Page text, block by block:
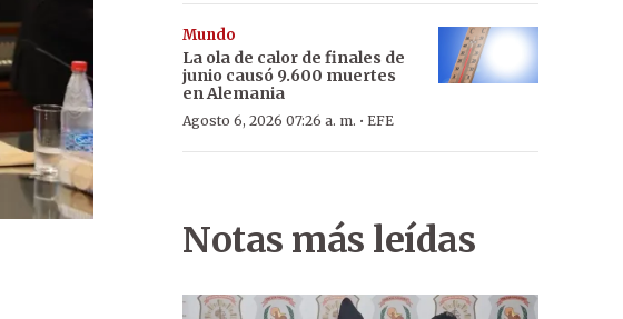
Mundo
La ola de calor de finales de
junio causó 9.600 muertes
en Alemania
Agosto 6, 2026 07:26 a. m. · EFE
Notas más leídas